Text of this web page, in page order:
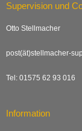
Supervision und
Otto Stellmacher
post(ät)stellmacher-
Tel: 01575 62 93 016
Information